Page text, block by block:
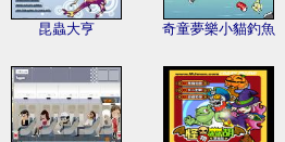
昆蟲大亨 奇童夢樂小貓釣魚